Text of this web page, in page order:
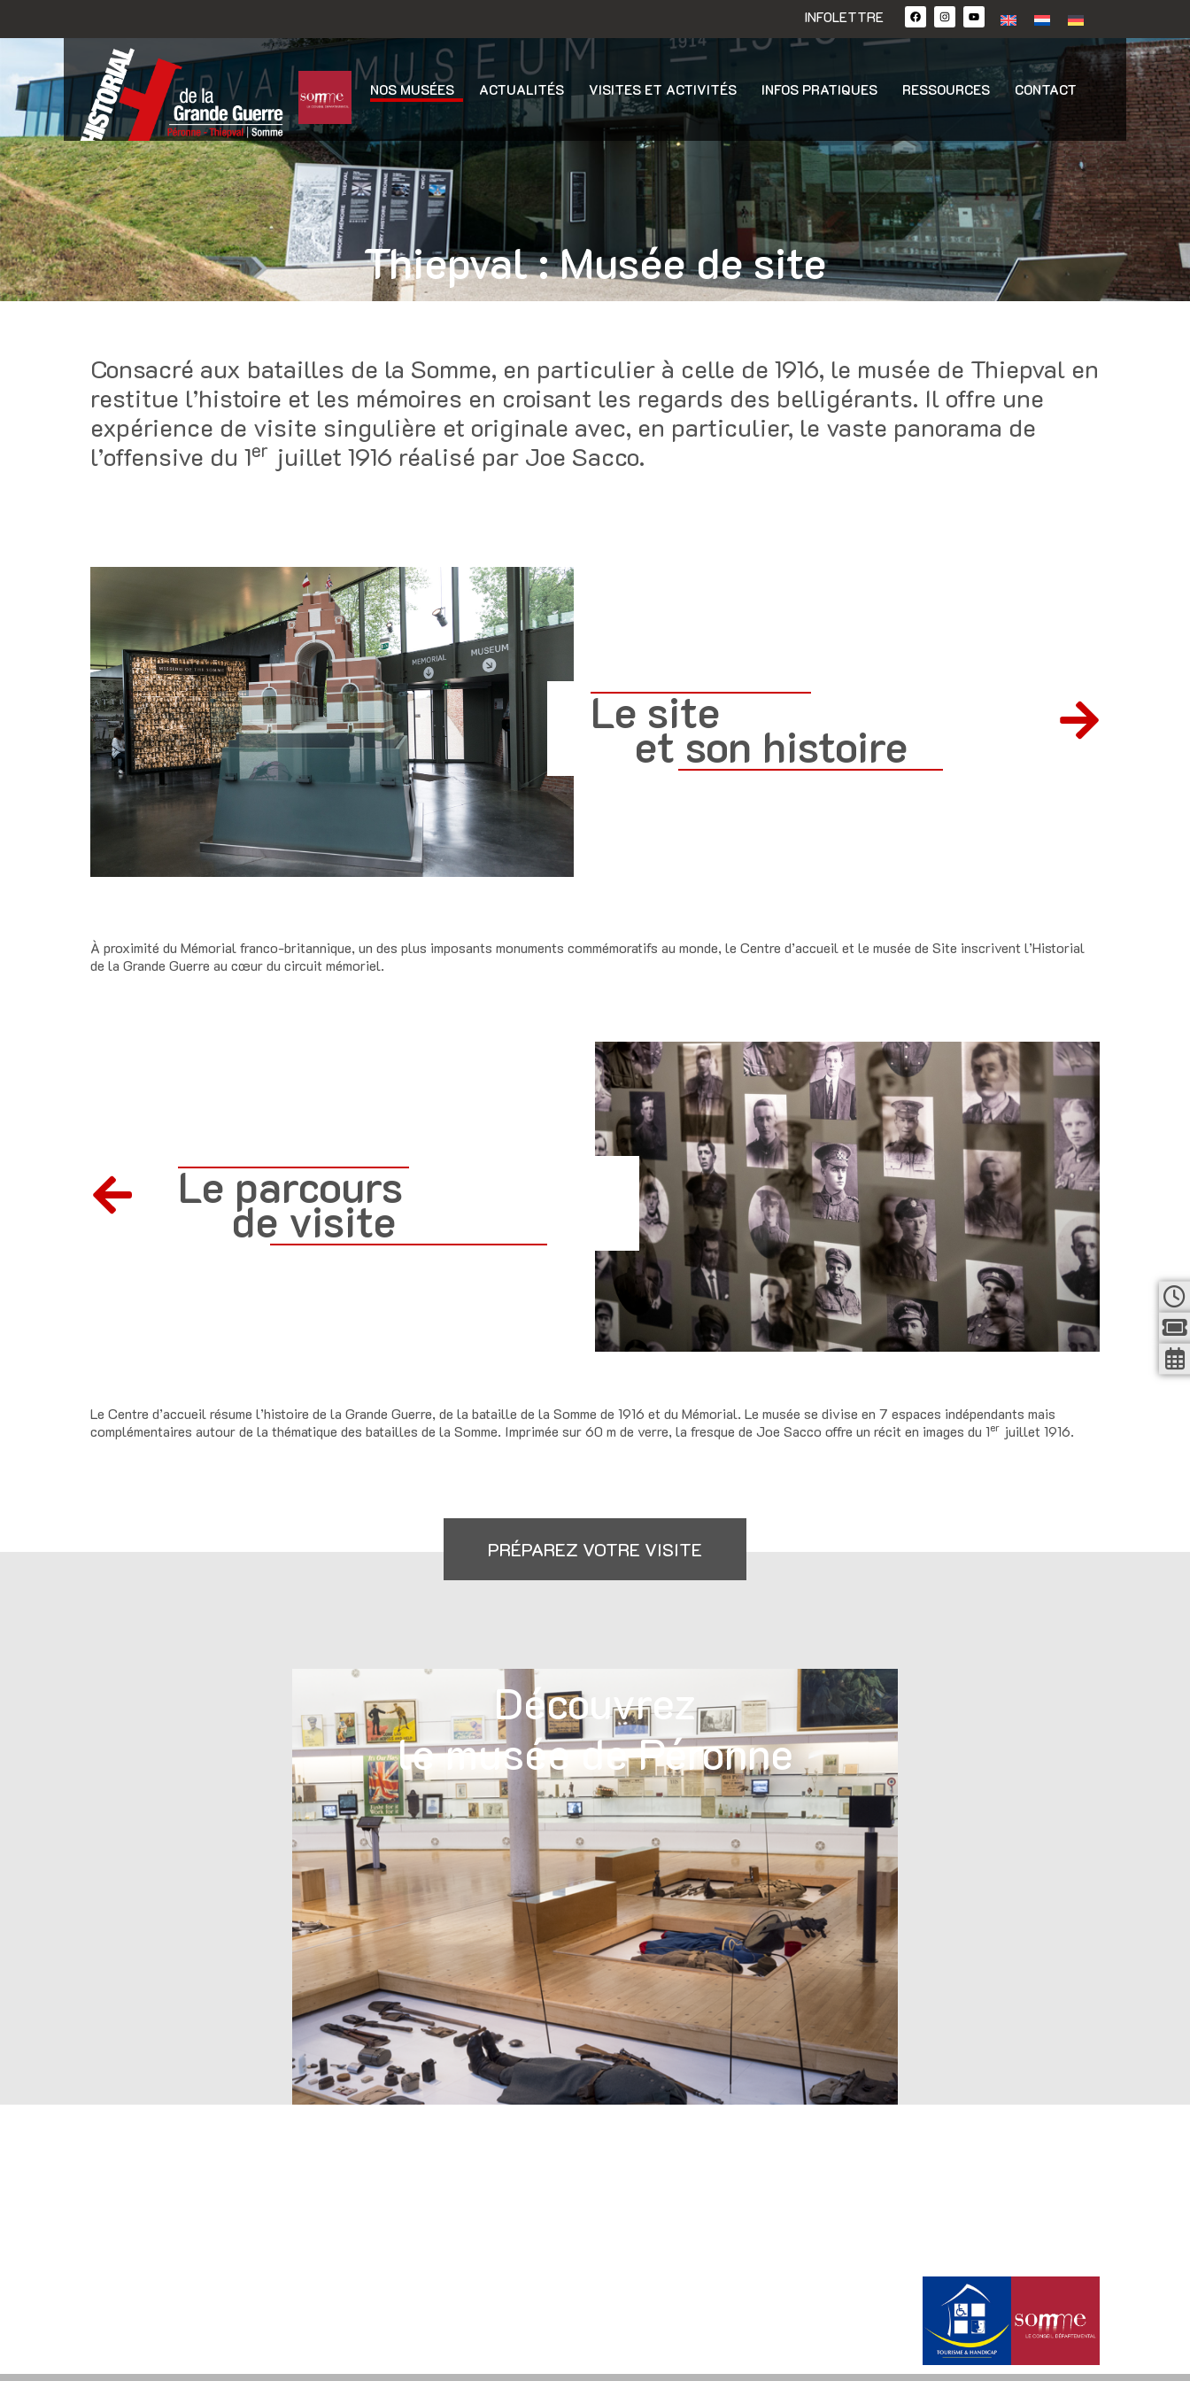
INFOLETTRE
NOS MUSÉES ACTUALITÉS VISITES ET ACTIVITÉS INFOS PRATIQUES RESSOURCES CONTACT
Thiepval : Musée de site
Consacré aux batailles de la Somme, en particulier à celle de 1916, le musée de Thiepval en
restitue l’histoire et les mémoires en croisant les regards des belligérants. Il offre une
expérience de visite singulière et originale avec, en particulier, le vaste panorama de
l’offensive du 1er juillet 1916 réalisé par Joe Sacco.
Le site
et son histoire
À proximité du Mémorial franco-britannique, un des plus imposants monuments commémoratifs au monde, le Centre d’accueil et le musée de Site inscrivent l’Historial
de la Grande Guerre au cœur du circuit mémoriel.
Le parcours
de visite
Le Centre d’accueil résume l’histoire de la Grande Guerre, de la bataille de la Somme de 1916 et du Mémorial. Le musée se divise en 7 espaces indépendants mais
complémentaires autour de la thématique des batailles de la Somme. Imprimée sur 60 m de verre, la fresque de Joe Sacco offre un récit en images du 1er juillet 1916.
PRÉPAREZ VOTRE VISITE
Découvrez
le musée de Péronne